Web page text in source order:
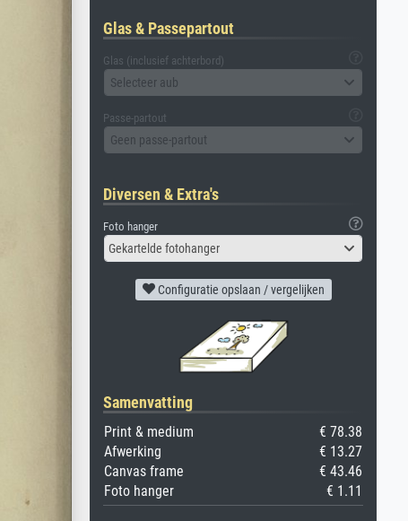
Glas & Passepartout
Glas (inclusief achterbord)
Selecteer aub
Passe-partout
Geen passe-partout
Diversen & Extra's
Foto hanger
Gekartelde fotohanger
Configuratie opslaan / vergelijken
Samenvatting
Print & medium
€ 78.38
Afwerking
€ 13.27
Canvas frame
€ 43.46
Foto hanger
€ 1.11